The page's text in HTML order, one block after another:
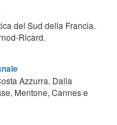
del Sud della Francia.
Ricard.
Azzurra. Dalla
Mentone, Cannes e